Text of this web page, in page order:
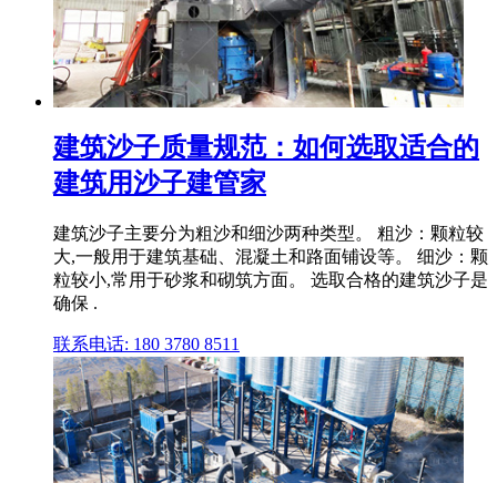
建筑沙子质量规范：如何选取适合的
建筑用沙子建管家
建筑沙子主要分为粗沙和细沙两种类型。 粗沙：颗粒较
大,一般用于建筑基础、混凝土和路面铺设等。 细沙：颗
粒较小,常用于砂浆和砌筑方面。 选取合格的建筑沙子是
确保 .
联系电话: 180 3780 8511